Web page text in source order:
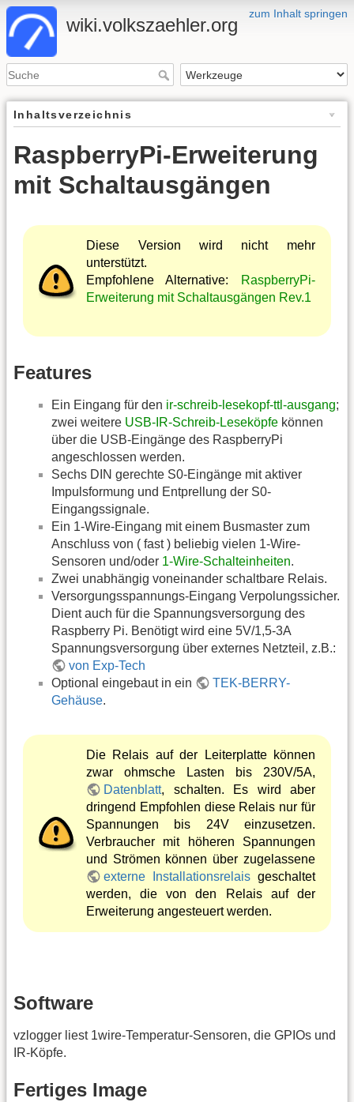
zum Inhalt springen
wiki.volkszaehler.org
Inhaltsverzeichnis
RaspberryPi-Erweiterung
mit Schaltausgängen
Diese Version wird nicht mehr
unterstützt.
Empfohlene Alternative:
RaspberryPi-
Erweiterung mit Schaltausgängen Rev.1
Features
Ein Eingang für den ir-schreib-lesekopf-ttl-ausgang;
zwei weitere USB-IR-Schreib-Leseköpfe können
über die USB-Eingänge des RaspberryPi
angeschlossen werden.
Sechs DIN gerechte S0-Eingänge mit aktiver
Impulsformung und Entprellung der S0-
Eingangssignale.
Ein 1-Wire-Eingang mit einem Busmaster zum
Anschluss von ( fast ) beliebig vielen 1-Wire-
Sensoren und/oder 1-Wire-Schalteinheiten.
Zwei unabhängig voneinander schaltbare Relais.
Versorgungsspannungs-Eingang Verpolungssicher.
Dient auch für die Spannungsversorgung des
Raspberry Pi. Benötigt wird eine 5V/1,5-3A
Spannungsversorgung über externes Netzteil, z.B.:
von Exp-Tech
Optional eingebaut in ein
TEK-BERRY-
Gehäuse.
Die Relais auf der Leiterplatte können
zwar ohmsche Lasten bis 230V/5A,
Datenblatt, schalten. Es wird aber
dringend Empfohlen diese Relais nur für
Spannungen bis 24V einzusetzen.
Verbraucher mit höheren Spannungen
und Strömen können über zugelassene
externe Installationsrelais geschaltet
werden, die von den Relais auf der
Erweiterung angesteuert werden.
Software
vzlogger liest 1wire-Temperatur-Sensoren, die GPIOs und
IR-Köpfe.
Fertiges Image